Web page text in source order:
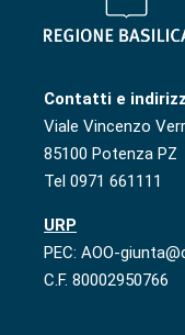
Contatti e
Viale Vincenzo
85100 Potenza PZ
Tel 0971 661111
URP
PEC: AOO-
C.F. 80002950766